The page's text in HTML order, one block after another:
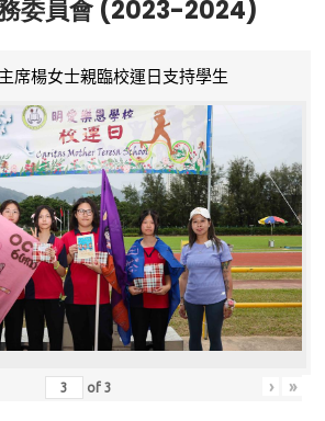
委員會 (2023-2024)
席楊女士親臨校運日支持學生
of3 › »